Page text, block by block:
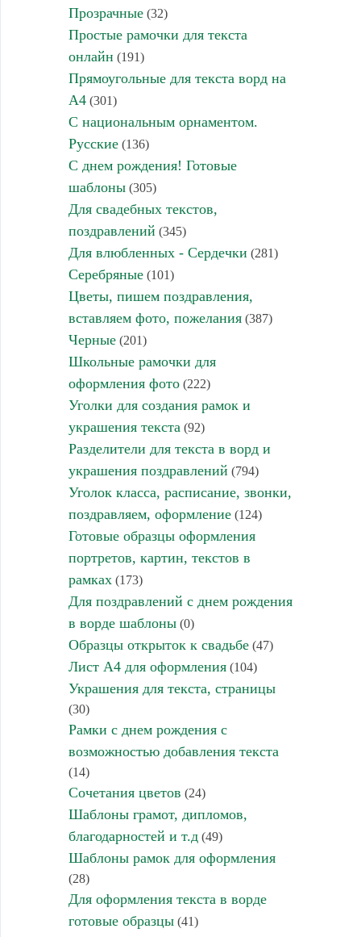
Прозрачные(32)
Простые рамочки для текста
онлайн (191)
Прямоугольные для текста ворд на
А4(301)
С национальным орнаментом.
Русские(136)
С днем рождения! Готовые
шаблоны(305)
Для свадебных текстов,
поздравлений (345)
Для влюбленных - Сердечки (281)
Серебряные(101)
Цветы, пишем поздравления,
вставляем фото, пожелания(387)
Черные(201)
Школьные рамочки для
оформления фото(222)
Уголки для создания рамок и
украшения текста (92)
Разделители для текста в ворд и
украшения поздравлений (794)
Уголок класса, расписание, звонки,
поздравляем, оформление(124)
Готовые образцы оформления
портретов, картин, текстов в
рамках(173)
Для поздравлений с днем рождения
в ворде шаблоны(0)
Образцы открыток к свадьбе(47)
Лист А4 для оформления(104)
Украшения для текста, страницы
(30)
Рамки с днем рождения с
возможностью добавления текста
(14)
Сочетания цветов (24)
Шаблоны грамот, дипломов,
благодарностей и т.д(49)
Шаблоны рамок для оформления
(28)
Для оформления текста в ворде
готовые образцы(41)